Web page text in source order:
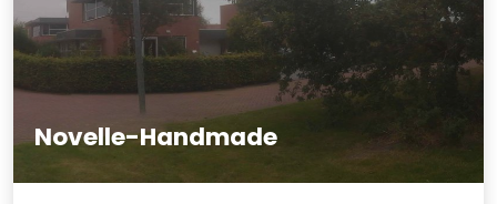
Novelle-Handmade